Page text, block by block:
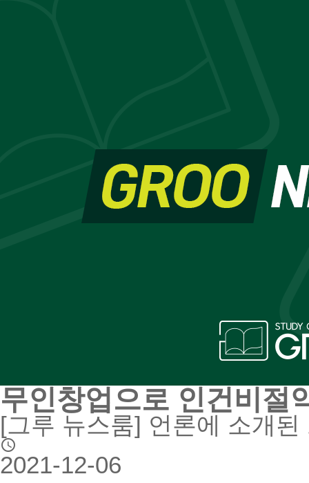
무인창업으로 인건비
[그루 뉴스룸] 언론에 소개

2021-12-06